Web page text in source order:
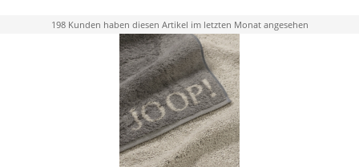
198 Kunden haben diesen Artikel im letzten Monat angesehen